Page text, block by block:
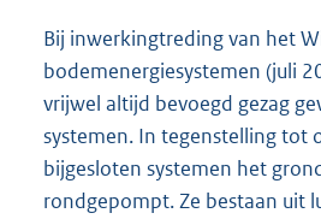
Bij inwerkingtreding van het
bodemenergiesystemen (juli
vrijwel altijd bevoegd gezag
systemen. In tegenstelling tot
bijgesloten systemen het
rondgepompt. Ze bestaan uit